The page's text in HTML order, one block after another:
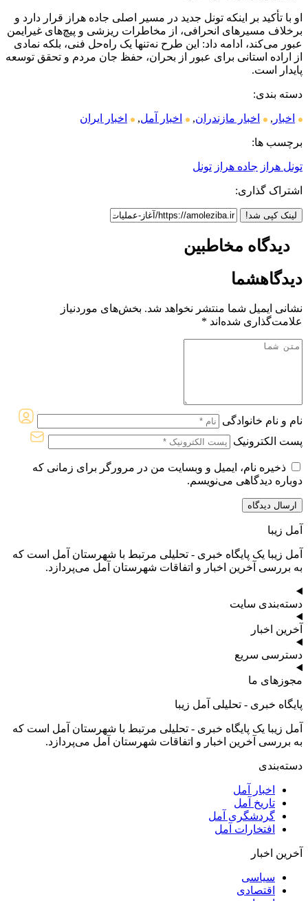
او با تأکید بر اینکه تونل جدید در مسیر اصلی جاده هراز قرار دارد و
برخلاف مسیر‌های انحرافی، از مخاطرات ریزشی و پیچ‌های غیرایمن
عبور می‌کند، ادامه داد: این طرح نه‌تنها یک راه‌حل فنی، بلکه نمادی
از اراده استانی برای عبور از بحران، حفظ جان مردم و تحقق توسعه
پایدار است.
دسته بندی:
اخبار , اخبار مازندران, اخبار آمل, اخبار ایران
برچسب ها:
تونل هراز جاده هراز تونل
اشتراک گذاری:
لینک کپی شد!
دیدگاه مخاطبین
دیدگاهشما
نشانی ایمیل شما منتشر نخواهد شد. بخش‌های موردنیاز
علامت‌گذاری شده‌اند *
نام و نام خانوادگی
پست الکترونیک
ذخیره نام، ایمیل و وبسایت من در مرورگر برای زمانی که
دوباره دیدگاهی می‌نویسم.
آمل زیبا
آمل زیبا یک پایگاه خبری - تحلیلی مرتبط با شهرستان آمل است که
به بررسی آخرین اخبار و اتفاقات شهرستان آمل می‌پردازد.
دسته‌بندی سایت
آخرین اخبار
دسترسی سریع
مجوزهای ما
پایگاه خبری - تحلیلی آمل زیبا
آمل زیبا یک پایگاه خبری - تحلیلی مرتبط با شهرستان آمل است که
به بررسی آخرین اخبار و اتفاقات شهرستان آمل می‌پردازد.
دسته‌بندی
اخبار آمل
تاریخ آمل
گردشگری آمل
افتخارات آمل
آخرین اخبار
سیاسی
اقتصادی